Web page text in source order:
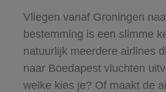
Vliegen vanaf Groningen
bestemming is een slimme
natuurlijk meerdere airlines
naar Boedapest vluchten
welke kies je? Of maakt de